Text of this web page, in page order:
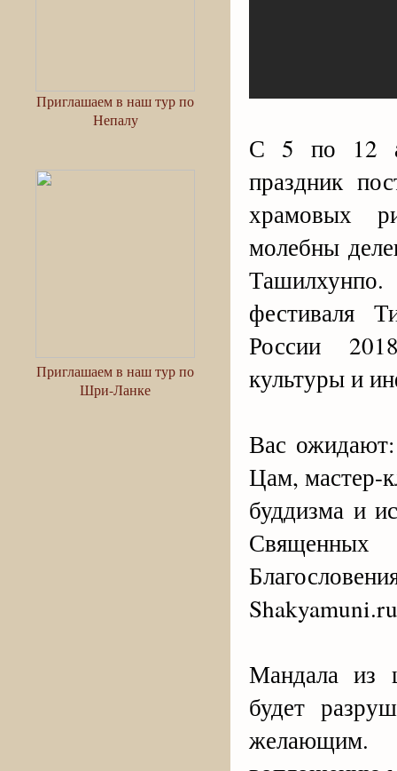
Приглашаем в наш тур по
Непалу
Приглашаем в наш тур по
Шри-Ланке
С 5 по 12
праздник
храмовых
молебны
фестиваля
России
культуры и
Вас
Цам, мастер-
буддизма и
Shakyamuni.ru
Мандала из
будет
желающим.